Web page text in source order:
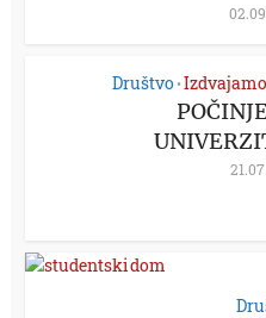
Društvo•Izdvajamo